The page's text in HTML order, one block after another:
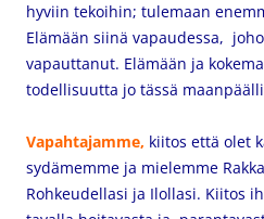
hyviin tekoihin; tulemaan
Elämään siinä vapaudessa,
vapauttanut. Elämään ja
todellisuutta jo tässä
Vapahtajamme, kiitos että olet
sydämemme ja mielemme
Rohkeudellasi ja Ilollasi. Kiitos